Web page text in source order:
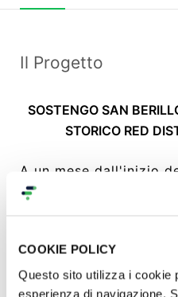
COOKIE POLICY
Questo sito utilizza i cookie
esperienza di navigazione.
Il Progetto
SOSTENGO SAN
STORICO RED
A un mese dall'inizio
per contenere
è più in difficoltà,
fondi destinata alle